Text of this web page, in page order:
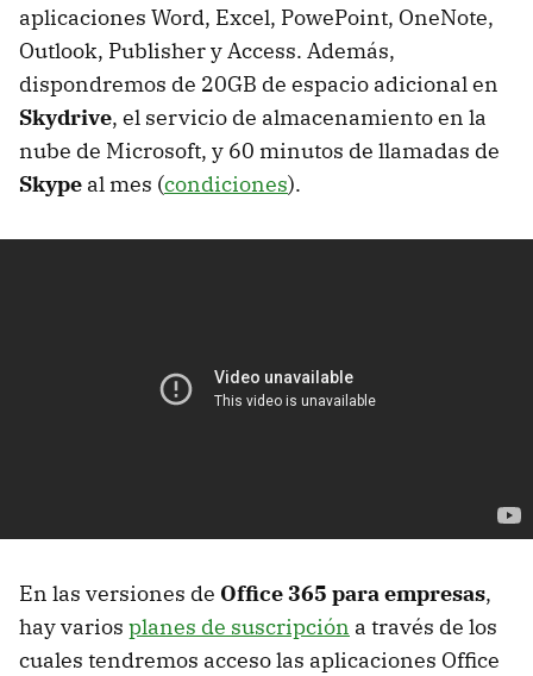
aplicaciones Word, Excel, PowePoint, OneNote,
Outlook, Publisher y Access. Además,
dispondremos de 20GB de espacio adicional en
Skydrive, el servicio de almacenamiento en la
nube de Microsoft, y 60 minutos de llamadas de
Skype al mes (condiciones).
En las versiones de Office 365 para empresas,
hay varios planes de suscripción a través de los
cuales tendremos acceso las aplicaciones Office